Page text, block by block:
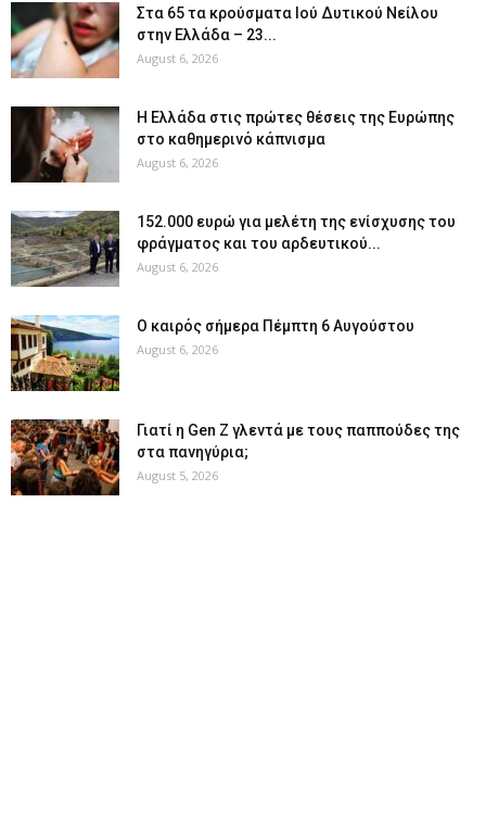
Στα 65 τα κρούσματα Ιού Δυτικού Νείλου
στην Ελλάδα – 23...
August 6, 2026
Η Ελλάδα στις πρώτες θέσεις της Ευρώπης
στο καθημερινό κάπνισμα
August 6, 2026
152.000 ευρώ για μελέτη της ενίσχυσης του
φράγματος και του αρδευτικού...
August 6, 2026
Ο καιρός σήμερα Πέμπτη 6 Αυγούστου
August 6, 2026
Γιατί η Gen Z γλεντά με τους παππούδες της
στα πανηγύρια;
August 5, 2026